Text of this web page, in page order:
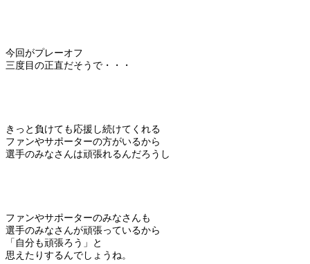
今回がプレーオフ
三度目の正直だそうで・・・
きっと負けても応援し続けてくれる
ファンやサポーターの方がいるから
選手のみなさんは頑張れるんだろうし
ファンやサポーターのみなさんも
選手のみなさんが頑張っているから
「自分も頑張ろう」と
思えたりするんでしょうね。